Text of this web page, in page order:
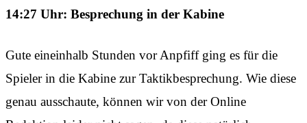
14:27 Uhr: Besprechung in der Kabine
Gute eineinhalb Stunden vor Anpfiff ging es für die
Spieler in die Kabine zur Taktikbesprechung. Wie diese
genau ausschaute, können wir von der Online